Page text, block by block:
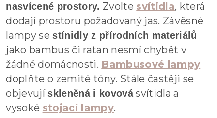
nasvícené prostory. Zvolte svítidla, která
dodají prostoru požadovaný jas. Závěsné
lampy se stínidly z přírodních materiálů
jako bambus či ratan nesmí chybět v
žádné domácnosti. Bambusové lampy
doplňte o zemité tóny. Stále častěji se
objevují skleněná i kovovásvítidla a
vysoké stojací lampy.